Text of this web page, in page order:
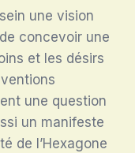
une vision
concevoir une
et les désirs
une question
un manifeste
de l’Hexagone